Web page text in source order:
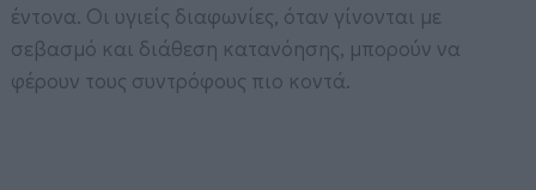
έντονα. Οι υγιείς διαφωνίες, όταν γίνονται με
σεβασμό και διάθεση κατανόησης, μπορούν να
φέρουν τους συντρόφους πιο κοντά.